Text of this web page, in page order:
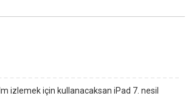
izlemek için kullanacaksan iPad 7. nesil